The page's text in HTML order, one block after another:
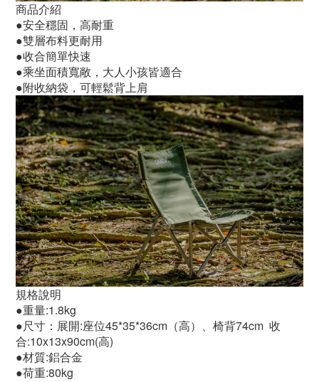
商品介紹
●安全穩固，高耐重
●雙層布料更耐用
●收合簡單快速
●乘坐面積寬敞，大人小孩皆適合
●附收納袋，可輕鬆背上肩
規格說明
●重量:1.8kg
●尺寸：展開:座位45*35*36cm（高）、椅背74cm  收
合:10x13x90cm(高)
●材質:鋁合金
●荷重:80kg